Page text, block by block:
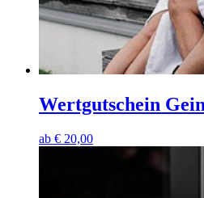
Wertgutschein
ab € 20,00